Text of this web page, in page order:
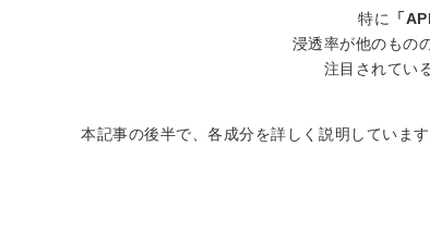
特に 「
浸透率が他のもの
注目されてい
本記事の後半で、各成分を詳しく説明しています